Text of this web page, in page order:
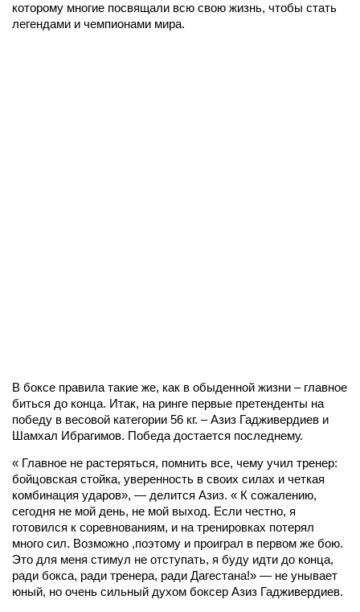
которому многие посвящали всю свою жизнь, чтобы стать
легендами и чемпионами мира.
В боксе правила такие же, как в обыденной жизни – главное
биться до конца. Итак, на ринге первые претенденты на
победу в весовой категории 56 кг. – Азиз Гадживердиев и
Шамхал Ибрагимов. Победа достается последнему.
« Главное не растеряться, помнить все, чему учил тренер:
бойцовская стойка, уверенность в своих силах и четкая
комбинация ударов», — делится Азиз. « К сожалению,
сегодня не мой день, не мой выход. Если честно, я
готовился к соревнованиям, и на тренировках потерял
много сил. Возможно ,поэтому и проиграл в первом же бою.
Это для меня стимул не отступать, я буду идти до конца,
ради бокса, ради тренера, ради Дагестана!» — не унывает
юный, но очень сильный духом боксер Азиз Гадживердиев.